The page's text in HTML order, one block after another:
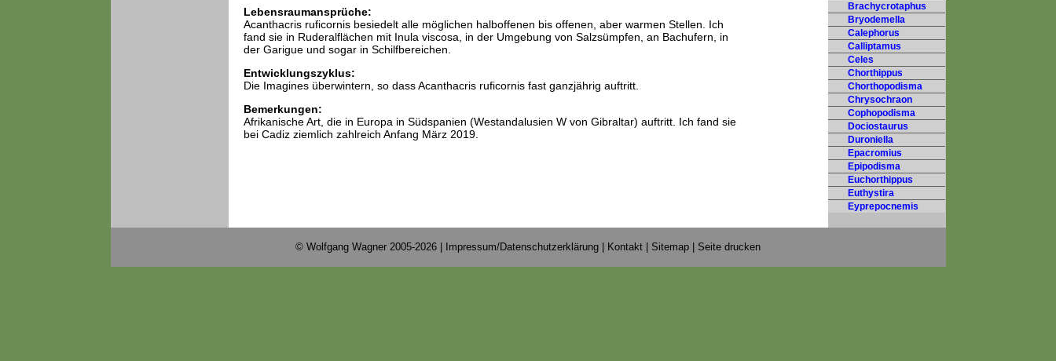
Lebensraumansprüche:
Acanthacris ruficornis besiedelt alle möglichen halboffenen bis offenen, aber warmen Stellen. Ich
fand sie in Ruderalflächen mit Inula viscosa, in der Umgebung von Salzsümpfen, an Bachufern, in
der Garigue und sogar in Schilfbereichen.
Entwicklungszyklus:
Die Imagines überwintern, so dass Acanthacris ruficornis fast ganzjährig auftritt.
Bemerkungen:
Afrikanische Art, die in Europa in Südspanien (Westandalusien W von Gibraltar) auftritt. Ich fand sie
bei Cadiz ziemlich zahlreich Anfang März 2019.
Brachycrotaphus
Bryodemella
Calephorus
Calliptamus
Celes
Chorthippus
Chorthopodisma
Chrysochraon
Cophopodisma
Dociostaurus
Duroniella
Epacromius
Epipodisma
Euchorthippus
Euthystira
Eyprepocnemis
© Wolfgang Wagner 2005-2026 | Impressum/Datenschutzerklärung Kontakt Sitemap Seite drucken